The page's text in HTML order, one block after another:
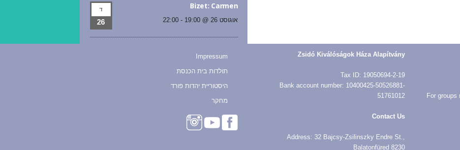
ד
26
Bizet: Carmen
אוגוסט 26 @ 19:00 -
22:00
Impressum
תולדות בית הכנסת
היסטוריית יהדות פורד
מחקר
Zsidó Kiválóságok Háza Alapítvány
Tax ID: 19050694-2-19
Bank account number: 10400425-50526881-
51761012
Contact Us
Address: 32 Bajcsy-Zsilinszky Endre St.,
Balatonfüred 8230
For